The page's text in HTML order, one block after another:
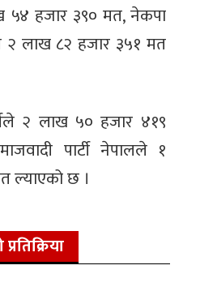
५४ हजार ३९० मत, नेकपा
लाख ८२ हजार ३५१ मत
२ लाख ५० हजार ४१९
पार्टी नेपालले १
ल्याएको छ ।